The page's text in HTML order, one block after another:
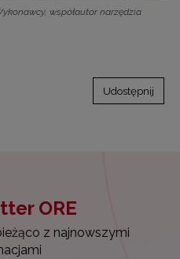
współautor narzędzia
Udostępnij
ORE
z najnowszymi